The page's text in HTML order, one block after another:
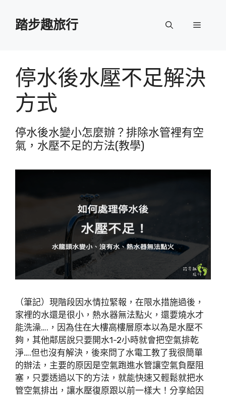
踏步趣旅行 選
停水後水壓不足解決
方式
停水後水變小怎麼辦？排除水管裡有空
氣，水壓不足的方法(教學)
（筆記）現階段因水情拉緊報，在限水措施過後，
家裡的水還是很小，熱水器無法點火，還要燒水才
能洗澡….，因為住在大樓高樓層原本以為是水壓不
夠，其他鄰居說只要開水1-2小時就會把空氣排乾
淨….但也沒有解決，後來問了水電工教了我很簡單
的辦法，主要的原因是空氣跑進水管讓空氣負壓阻
塞，只要透過以下的方法，就能快速又輕鬆就把水
管空氣排出，讓水壓復原跟以前一樣大！分享給因